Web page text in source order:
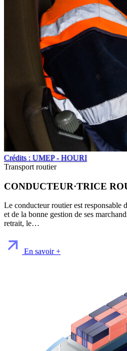
Crédits : UMEP - HOURI
Transport routier
CONDUCTEUR·TRICE
Le conducteur routier est responsable
et de la bonne gestion de ses
retrait, le…
En savoir +